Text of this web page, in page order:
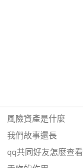
風險資產是什麼
我們故事還長
qq共同好友怎麼查看